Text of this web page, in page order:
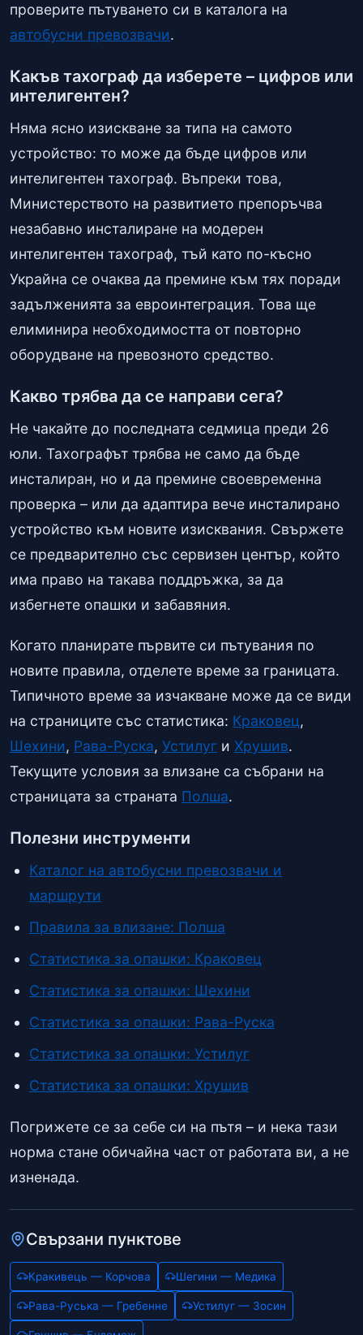
проверите пътуването си в каталога на
автобусни превозвачи.
Какъв тахограф да изберете – цифров или
интелигентен?
Няма ясно изискване за типа на самото
устройство: то може да бъде цифров или
интелигентен тахограф. Въпреки това,
Министерството на развитието препоръчва
незабавно инсталиране на модерен
интелигентен тахограф, тъй като по-късно
Украйна се очаква да премине към тях поради
задълженията за евроинтеграция. Това ще
елиминира необходимостта от повторно
оборудване на превозното средство.
Какво трябва да се направи сега?
Не чакайте до последната седмица преди 26
юли. Тахографът трябва не само да бъде
инсталиран, но и да премине своевременна
проверка – или да адаптира вече инсталирано
устройство към новите изисквания. Свържете
се предварително със сервизен център, който
има право на такава поддръжка, за да
избегнете опашки и забавяния.
Когато планирате първите си пътувания по
новите правила, отделете време за границата.
Типичното време за изчакване може да се види
на страниците със статистика: Краковец,
Шехини, Рава-Руска, Устилуг и Хрушив.
Текущите условия за влизане са събрани на
страницата за страната Полша.
Полезни инструменти
Каталог на автобусни превозвачи и
маршрути
Правила за влизане: Полша
Статистика за опашки: Краковец
Статистика за опашки: Шехини
Статистика за опашки: Рава-Руска
Статистика за опашки: Устилуг
Статистика за опашки: Хрушив
Погрижете се за себе си на пътя – и нека тази
норма стане обичайна част от работата ви, а не
изненада.
Свързани пунктове
Кракивець — Корчова Шегини — Медика
Рава-Руська — Гребенне Устилуг — Зосин